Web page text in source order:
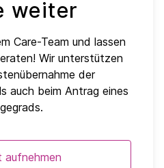
weiter
Care-Team und lassen
Wir unterstützen
der
auch beim Antrag eines
aufnehmen